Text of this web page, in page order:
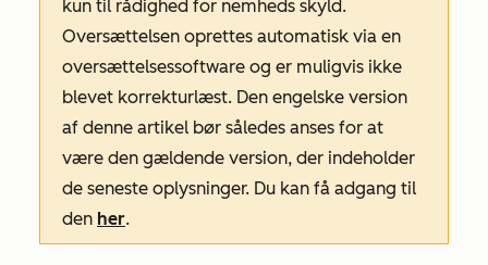
kun til rådighed for nemheds skyld.
Oversættelsen oprettes automatisk via en
oversættelsessoftware og er muligvis ikke
blevet korrekturlæst. Den engelske version
af denne artikel bør således anses for at
være den gældende version, der indeholder
de seneste oplysninger. Du kan få adgang til
den her.